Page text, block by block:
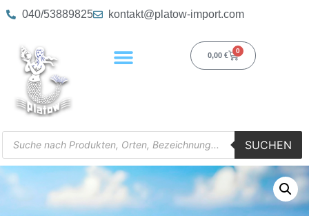
040/53889825 kontakt@platow-import.com
0,00 €
0
SUCHEN